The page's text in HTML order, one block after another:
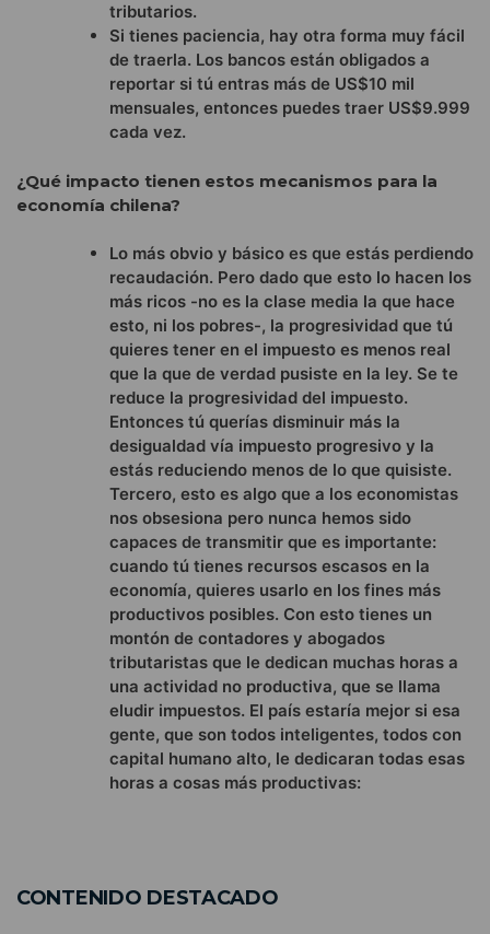
tributarios.
Si tienes paciencia, hay otra forma muy fácil
de traerla. Los bancos están obligados a
reportar si tú entras más de US$10 mil
mensuales, entonces puedes traer US$9.999
cada vez.
¿Qué impacto tienen estos mecanismos para la
economía chilena?
Lo más obvio y básico es que estás perdiendo
recaudación. Pero dado que esto lo hacen los
más ricos -no es la clase media la que hace
esto, ni los pobres-, la progresividad que tú
quieres tener en el impuesto es menos real
que la que de verdad pusiste en la ley. Se te
reduce la progresividad del impuesto.
Entonces tú querías disminuir más la
desigualdad vía impuesto progresivo y la
estás reduciendo menos de lo que quisiste.
Tercero, esto es algo que a los economistas
nos obsesiona pero nunca hemos sido
capaces de transmitir que es importante:
cuando tú tienes recursos escasos en la
economía, quieres usarlo en los fines más
productivos posibles. Con esto tienes un
montón de contadores y abogados
tributaristas que le dedican muchas horas a
una actividad no productiva, que se llama
eludir impuestos. El país estaría mejor si esa
gente, que son todos inteligentes, todos con
capital humano alto, le dedicaran todas esas
horas a cosas más productivas:
CONTENIDO DESTACADO